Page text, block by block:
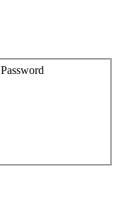
Password